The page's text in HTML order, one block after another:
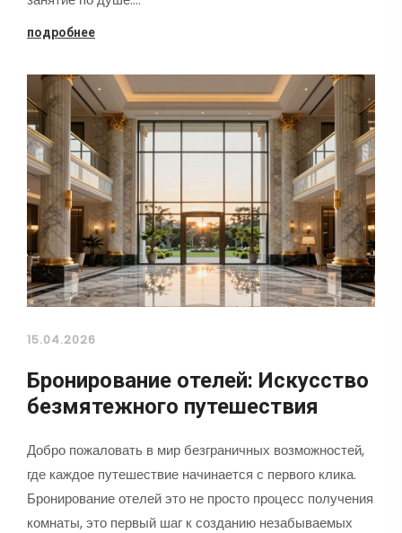
подробнее
15.04.2026
Бронирование отелей: Искусство
безмятежного путешествия
Добро пожаловать в мир безграничных возможностей,
где каждое путешествие начинается с первого клика.
Бронирование отелей это не просто процесс получения
комнаты, это первый шаг к созданию незабываемых